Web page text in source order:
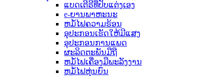
ແບດເຕີຣີທີ່ປັບແຕ່ງເອງ
e-ຍານພາຫະນະ
ຫມໍ້ໄຟຄວາມຮ້ອນ
ອຸປະກອນເຮັດໃຫ້ມີແສງ
ອຸປະກອນການແພດ
ຜະລິດຕະພັນມືຖື
ຫມໍ້ໄຟເຄື່ອງມືພະລັງງານ
ຫມໍ້ໄຟຫຸ່ນຍົນ